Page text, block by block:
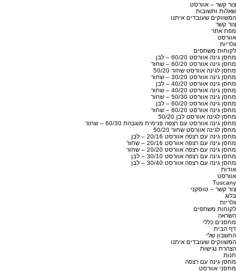
צור קשר – אוורסט
שאלות ותשובות
המשווקים שעובדים איתנו
צור קשר
מפת אתר
אוורסט
גלריות
לקוחות משתפים
מחסן גינה אוורסט 60/20 – לבן
מחסן גינה אוורסט 60/20 – שחור
מחסן לגינה אוורסט שחור 50/20
מחסן גינה אוורסט 30/20 – שחור
מחסן גינה אוורסט 40/20 – לבן
מחסן גינה אוורסט 40/20 – שחור
מחסן גינה אוורסט 50/30 – שחור
מחסן גינה אוורסט 60/20 – לבן
מחסן גינה אוורסט 60/20 – שחור
מחסן לגינה אוורסט לבן 50/20
מחסן גינה אוורסט עם רצפה פנימית מוגבהת 60/30 – שחור
מחסן לגינה אוורסט שחור 50/20
מחסן גינה עם רצפה אוורסט 20/16 – לבן
מחסן גינה עם רצפה אוורסט 20/16 – שחור
מחסן גינה עם רצפה אוורסט 20/20 – שחור
מחסן גינה עם רצפה אוורסט 30/10 – לבן
מחסן גינה עם רצפה אוורסט 30/40 – לבן
אודות
אוורסט
Tuscany
צור קשר – טוסקני
בלוג
גלריות
לקוחות משתפים
השראה
מחסנים כללי
דף הבית
החשבון שלי
המשווקים שעובדים איתנו
הצהרת נגישות
חנות
מחסן גינה עם רצפה
מחסני אוורסט